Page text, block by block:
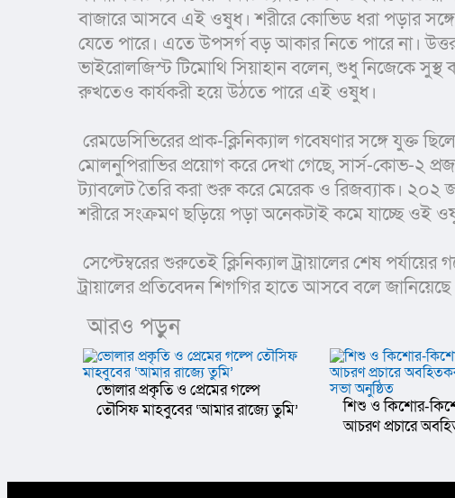
বাজারে আসবে এই ওষুধ। শরীরে কোভিড ধরা পড়ার
যেতে পারে। এতে উপসর্গ বড় আকার নিতে পারে না। উত্তর
ভাইরোলজিস্ট টিমোথি সিয়াহান বলেন, শুধু নিজেকে
রুখতেও কার্যকরী হয়ে উঠতে পারে এই ওষুধ।
মোলনুপিরাভির প্রয়োগ করে দেখা গেছে, সার্স-কোভ-২
ট্যাবলেট তৈরি করা শুরু করে মেরেক ও রিজব্যাক। ২০২
শরীরে সংক্রমণ ছড়িয়ে পড়া অনেকটাই কমে যাচ্ছে ওই
ট্রায়ালের প্রতিবেদন শিগগির হাতে আসবে বলে জানিয়েছে
আরও পড়ুন
ভোলার প্রকৃতি ও প্রেমের গল্পে
তৌসিফ মাহবুবের ‘আমার রাজ্যে তুমি’
শিশু ও কিশোর-
আচরণ প্রচারে